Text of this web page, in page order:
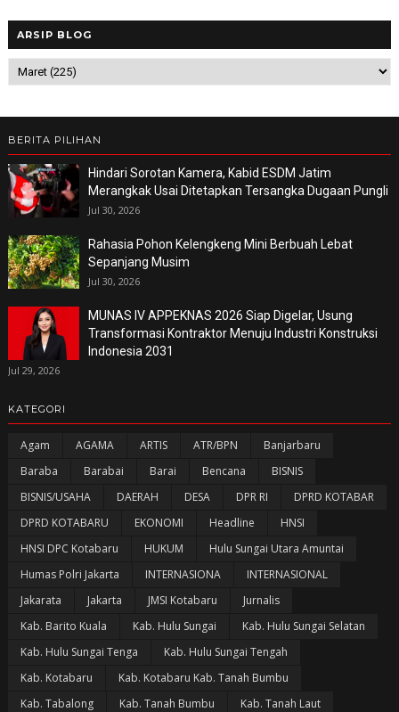
ARSIP BLOG
BERITA PILIHAN
Hindari Sorotan Kamera, Kabid ESDM Jatim
Merangkak Usai Ditetapkan Tersangka Dugaan Pungli
Jul 30, 2026
Rahasia Pohon Kelengkeng Mini Berbuah Lebat
Sepanjang Musim
Jul 30, 2026
MUNAS IV APPEKNAS 2026 Siap Digelar, Usung
Transformasi Kontraktor Menuju Industri Konstruksi
Indonesia 2031
Jul 29, 2026
KATEGORI
Agam AGAMA ARTIS ATR/BPN
Banjarbaru
Baraba
Barabai Barai Bencana
BISNIS
BISNIS/USAHA
DAERAH DESA DPR RI
DPRD KOTABAR
DPRD KOTABARU
EKONOMI Headline
HNSI
HNSI DPC Kotabaru
HUKUM
Hulu Sungai Utara Amuntai
Humas Polri Jakarta
INTERNASIONA
INTERNASIONAL
Jakarata
Jakarta JMSI Kotabaru
Jurnalis
Kab. Barito Kuala
Kab. Hulu Sungai
Kab. Hulu Sungai Selatan
Kab. Hulu Sungai Tenga
Kab. Hulu Sungai Tengah
Kab. Kotabaru
Kab. Kotabaru Kab. Tanah Bumbu
Kab. Tabalong
Kab. Tanah Bumbu
Kab. Tanah Laut